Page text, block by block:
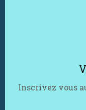
Inscrivez vous